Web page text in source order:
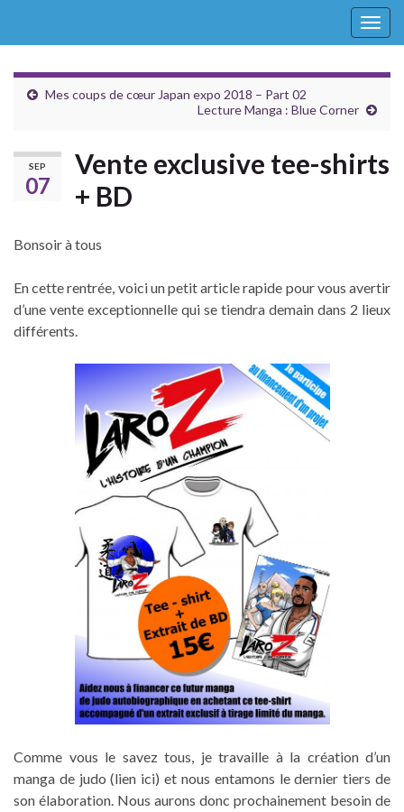
Mes coups de cœur Japan expo 2018 – Part 02
Lecture Manga : Blue Corner
SEP
07
Vente exclusive tee-shirts
+ BD
Bonsoir à tous
En cette rentrée, voici un petit article rapide pour vous avertir
d’une vente exceptionnelle qui se tiendra demain dans 2 lieux
différents.
Comme vous le savez tous, je travaille à la création d’un
manga de judo (lien ici) et nous entamons le dernier tiers de
son élaboration. Nous aurons donc prochainement besoin de